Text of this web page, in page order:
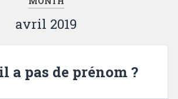
avril 2019
a pas de prénom ?